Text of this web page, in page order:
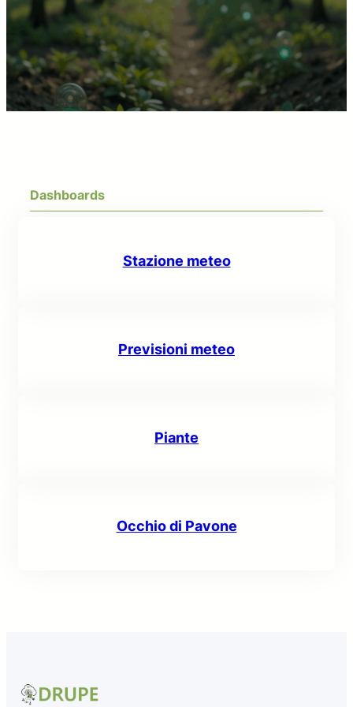
Dashboards
Stazione meteo
Previsioni meteo
Piante
Occhio di Pavone